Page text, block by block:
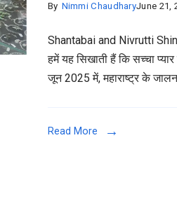
By Nimmi ChaudharyJune 21,
Shantabai and Nivrutti
हमें यह सिखाती हैं कि सच्चा
जून 2025 में, महाराष्ट्र के
Read More